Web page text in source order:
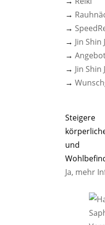
→
→
→ Jin Shin
→
→ Jin Shin
→
und
Ja, mehr